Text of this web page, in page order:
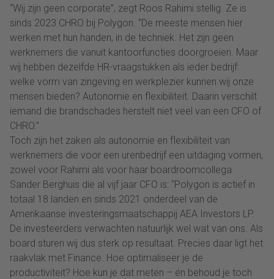
“Wij zijn geen corporate”, zegt Roos Rahimi stellig. Ze is
sinds 2023 CHRO bij Polygon. “De meeste mensen hier
werken met hun handen, in de techniek. Het zijn geen
werknemers die vanuit kantoorfuncties doorgroeien. Maar
wij hebben dezelfde HR-vraagstukken als ieder bedrijf:
welke vorm van zingeving en werkplezier kunnen wij onze
mensen bieden? Autonomie en flexibiliteit. Daarin verschilt
iemand die brandschades herstelt niet veel van een CFO of
CHRO.”
Toch zijn het zaken als autonomie en flexibiliteit van
werknemers die voor een urenbedrijf een uitdaging vormen,
zowel voor Rahimi als voor haar boardroomcollega
Sander Berghuis die al vijf jaar CFO is: “Polygon is actief in
totaal 18 landen en sinds 2021 onderdeel van de
Amerikaanse investeringsmaatschappij AEA Investors LP.
De investeerders verwachten natuurlijk wel wat van ons. Als
board sturen wij dus sterk op resultaat. Precies daar ligt het
raakvlak met Finance. Hoe optimaliseer je de
productiviteit? Hoe kun je dat meten – én behoud je toch